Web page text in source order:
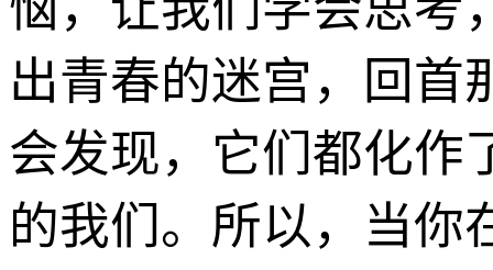
出青春的迷宫，回首
会发现，它们都化作
的我们。所以，当你